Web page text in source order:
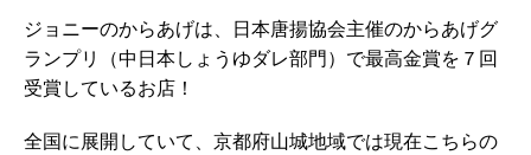
ジョニーのからあげは、日本唐揚協会主催のからあげグ
ランプリ（中日本しょうゆダレ部門）で最高金賞を７回
受賞しているお店！
全国に展開していて、京都府山城地域では現在こちらの